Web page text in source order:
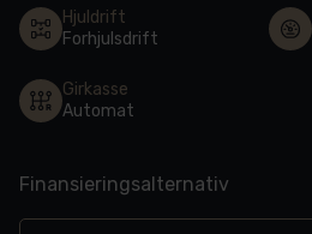
Hjuldrift
Forhjulsdrift
Girkasse
Automat
Finansieringsalternativ